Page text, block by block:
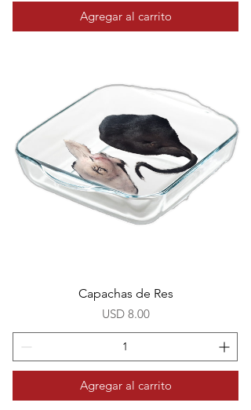
Agregar al carrito
Capachas de Res
Precio
USD 8.00
Agregar al carrito